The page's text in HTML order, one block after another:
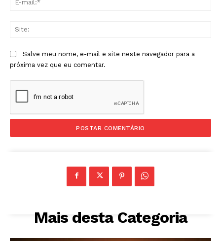
Salve meu nome, e-mail e site neste navegador para a
próxima vez que eu comentar.
Mais desta Categoria